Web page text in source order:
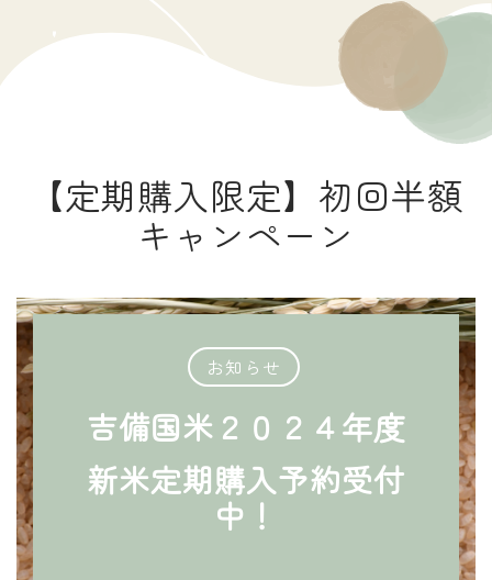
【定期購入限定】初回半額
キャンペーン
お知らせ
吉備国米２０２４年度
新米定期購入予約受付
中！